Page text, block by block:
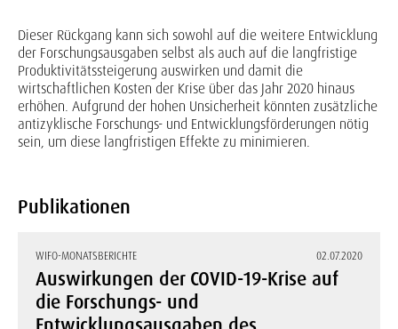
Dieser Rückgang kann sich sowohl auf die weitere Entwicklung
der Forschungsausgaben selbst als auch auf die langfristige
Produktivitätssteigerung auswirken und damit die
wirtschaftlichen Kosten der Krise über das Jahr 2020 hinaus
erhöhen. Aufgrund der hohen Unsicherheit könnten zusätzliche
antizyklische Forschungs- und Entwicklungsförderungen nötig
sein, um diese langfristigen Effekte zu minimieren.
Publikationen
WIFO-MONATSBERICHTE 02.07.2020
Auswirkungen der COVID-19-Krise auf
die Forschungs- und